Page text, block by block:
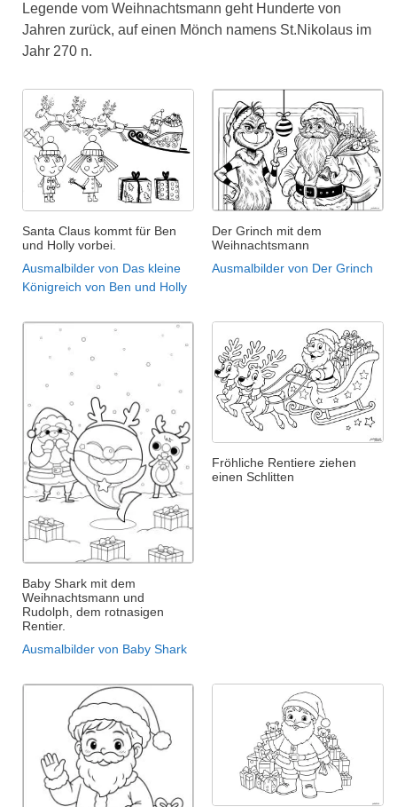
Legende vom Weihnachtsmann geht Hunderte von
Jahren zurück, auf einen Mönch namens St.Nikolaus im
Jahr 270 n.
Santa Claus kommt für Ben
und Holly vorbei.
Ausmalbilder von Das kleine
Königreich von Ben und Holly
Der Grinch mit dem
Weihnachtsmann
Ausmalbilder von Der Grinch
Baby Shark mit dem
Weihnachtsmann und
Rudolph, dem rotnasigen
Rentier.
Ausmalbilder von Baby Shark
Fröhliche Rentiere ziehen
einen Schlitten